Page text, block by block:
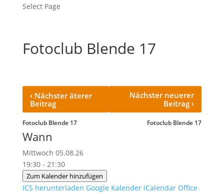
Select Page
Fotoclub Blende 17
‹Nächster äterer
Beitrag
Fotoclub Blende 17
Nächster neuerer
Beitrag›
Fotoclub Blende 17
Wann
Mittwoch 05.08.26
19:30 - 21:30
Zum Kalender hinzufügen
ICS herunterladen Google Kalender iCalendar Office